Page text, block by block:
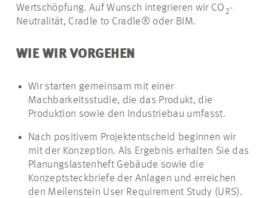
Wertschöpfung. Auf Wunsch integrieren wir CO 2-
Neutralität, Cradle to Cradle® oder BIM.
WIE WIR VORGEHEN
Wir starten gemeinsam mit einer
Machbarkeitsstudie, die das Produkt, die
Produktion sowie den Industriebau umfasst.
Nach positivem Projektentscheid beginnen wir
mit der Konzeption. Als Ergebnis erhalten Sie das
Planungslastenheft Gebäude sowie die
Konzeptsteckbriefe der Anlagen und erreichen
den Meilenstein User Requirement Study (URS).